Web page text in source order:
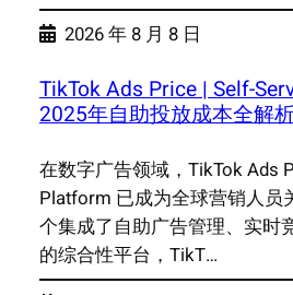
2026 年 8 月 8 日
TikTok Ads Price | Self-
2025年自助投放成本全解
在数字广告领域，TikTok Ads
Platform 已成为全球营销人员
个集成了自助广告管理、实时
的综合性平台，TikT…